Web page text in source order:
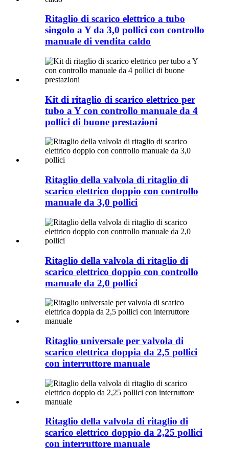
Ritaglio di scarico elettrico a tubo
singolo a Y da 3,0 pollici con controllo
manuale di vendita caldo
Kit di ritaglio di scarico elettrico per
tubo a Y con controllo manuale da 4
pollici di buone prestazioni
Ritaglio della valvola di ritaglio di
scarico elettrico doppio con controllo
manuale da 3,0 pollici
Ritaglio della valvola di ritaglio di
scarico elettrico doppio con controllo
manuale da 2,0 pollici
Ritaglio universale per valvola di
scarico elettrica doppia da 2,5 pollici
con interruttore manuale
Ritaglio della valvola di ritaglio di
scarico elettrico doppio da 2,25 pollici
con interruttore manuale